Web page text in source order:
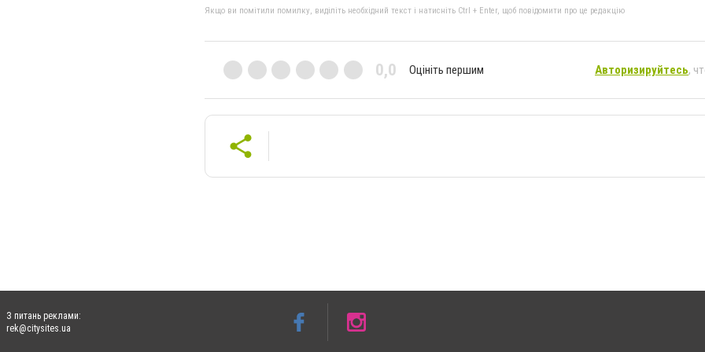
Якщо ви помітили помилку, виділіть необхідний текст і натисніть Ctrl + Enter, щоб повідомити про це редакцію
0,0 Оцініть першим Авторизируйтесь,
З питань реклами:
rek@citysites.ua